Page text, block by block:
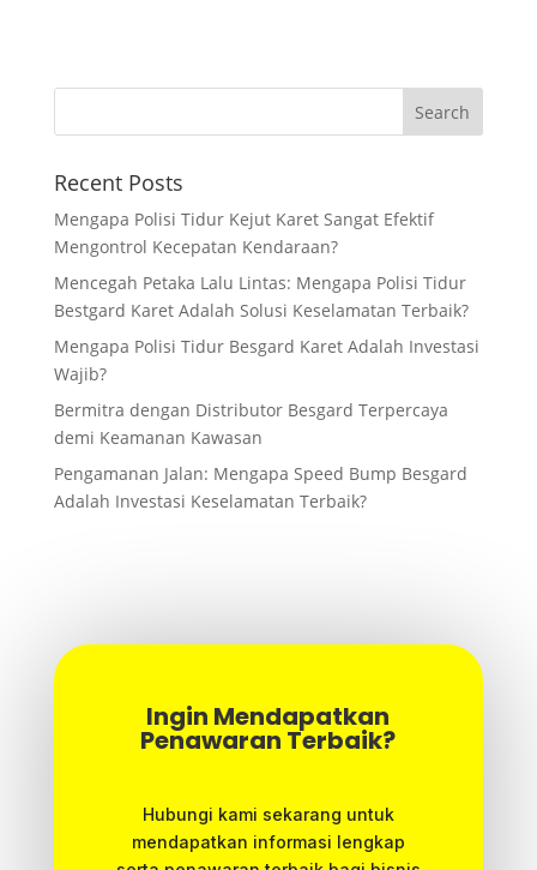
Recent Posts
Mengapa Polisi Tidur Kejut Karet Sangat Efektif
Mengontrol Kecepatan Kendaraan?
Mencegah Petaka Lalu Lintas: Mengapa Polisi Tidur
Bestgard Karet Adalah Solusi Keselamatan Terbaik?
Mengapa Polisi Tidur Besgard Karet Adalah Investasi
Wajib?
Bermitra dengan Distributor Besgard Terpercaya
demi Keamanan Kawasan
Pengamanan Jalan: Mengapa Speed Bump Besgard
Adalah Investasi Keselamatan Terbaik?
Ingin Mendapatkan
Penawaran Terbaik?
Hubungi kami sekarang untuk
mendapatkan informasi lengkap